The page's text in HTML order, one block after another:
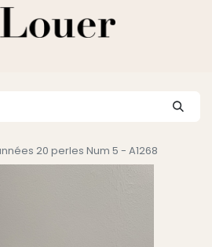
20 perles Num 5 - A1268